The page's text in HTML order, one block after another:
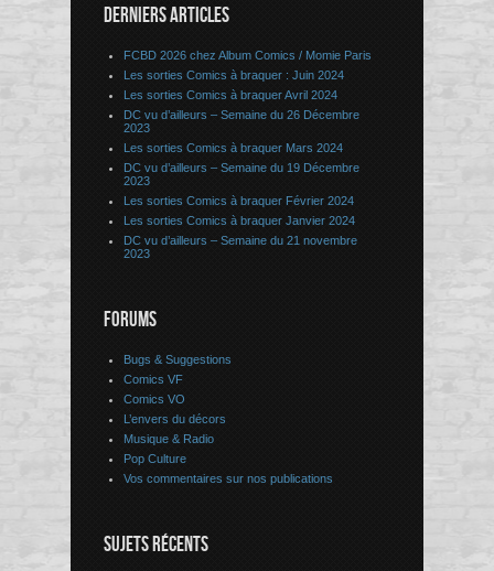
DERNIERS ARTICLES
FCBD 2026 chez Album Comics / Momie Paris
Les sorties Comics à braquer : Juin 2024
Les sorties Comics à braquer Avril 2024
DC vu d’ailleurs – Semaine du 26 Décembre
2023
Les sorties Comics à braquer Mars 2024
DC vu d’ailleurs – Semaine du 19 Décembre
2023
Les sorties Comics à braquer Février 2024
Les sorties Comics à braquer Janvier 2024
DC vu d’ailleurs – Semaine du 21 novembre
2023
FORUMS
Bugs & Suggestions
Comics VF
Comics VO
L’envers du décors
Musique & Radio
Pop Culture
Vos commentaires sur nos publications
SUJETS RÉCENTS